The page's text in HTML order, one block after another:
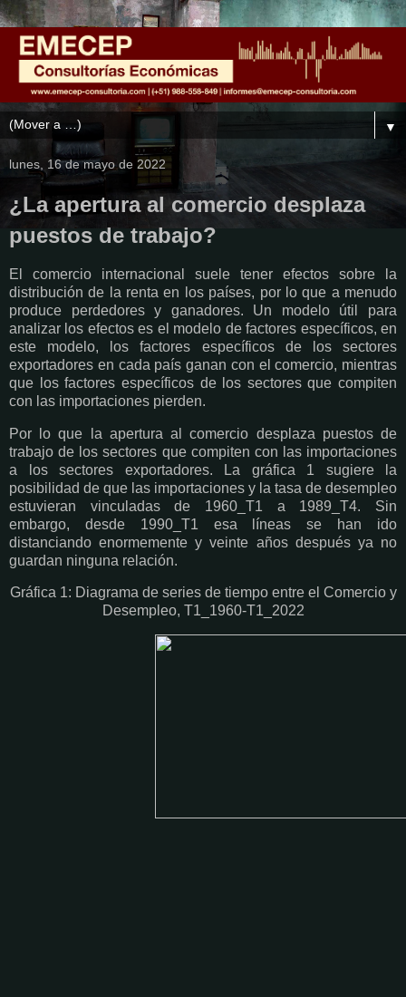
▼
lunes, 16 de mayo de 2022
¿La apertura al comercio desplaza
puestos de trabajo?
El comercio internacional suele tener efectos sobre la
distribución de la renta en los países, por lo que a menudo
produce perdedores y ganadores. Un modelo útil para
analizar los efectos es el modelo de factores específicos, en
este modelo, los factores específicos de los sectores
exportadores en cada país ganan con el comercio, mientras
que los factores específicos de los sectores que compiten
con las importaciones pierden.
Por lo que la apertura al comercio desplaza puestos de
trabajo de los sectores que compiten con las importaciones
a los sectores exportadores. La gráfica 1 sugiere la
posibilidad de que las importaciones y la tasa de desempleo
estuvieran vinculadas de 1960_T1 a 1989_T4. Sin
embargo, desde 1990_T1 esa líneas se han ido
distanciando enormemente y veinte años después ya no
guardan ninguna relación.
Gráfica 1: Diagrama de series de tiempo entre el Comercio y
Desempleo, T1_1960-T1_2022